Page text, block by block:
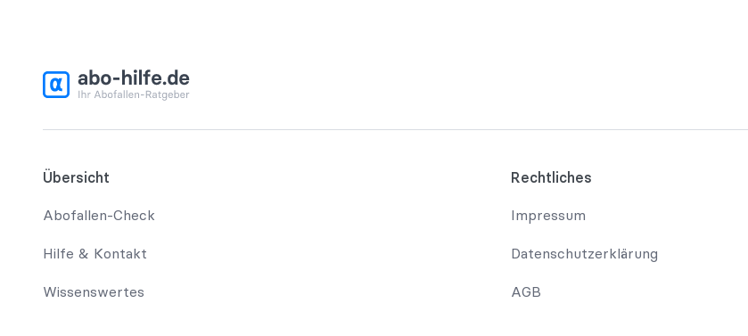
Übersicht
Abofallen-Check
Hilfe & Kontakt
Wissenswertes
Rechtliches
Impressum
Datenschutzerklärung
AGB